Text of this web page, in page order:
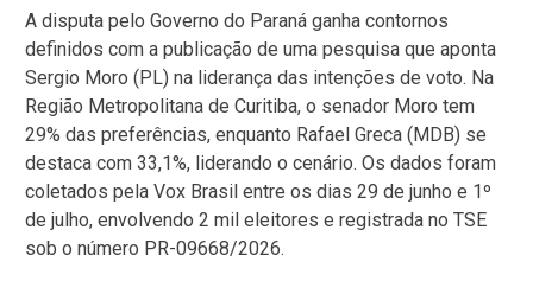
A disputa pelo Governo do Paraná ganha contornos
definidos com a publicação de uma pesquisa que aponta
Sergio Moro (PL) na liderança das intenções de voto. Na
Região Metropolitana de Curitiba, o senador Moro tem
29% das preferências, enquanto Rafael Greca (MDB) se
destaca com 33,1%, liderando o cenário. Os dados foram
coletados pela Vox Brasil entre os dias 29 de junho e 1º
de julho, envolvendo 2 mil eleitores e registrada no TSE
sob o número PR-09668/2026.